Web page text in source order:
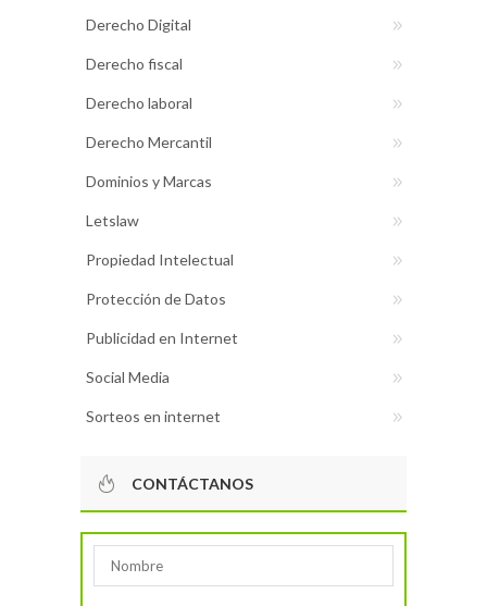
Derecho Digital
Derecho fiscal
Derecho laboral
Derecho Mercantil
Dominios y Marcas
Letslaw
Propiedad Intelectual
Protección de Datos
Publicidad en Internet
Social Media
Sorteos en internet
CONTÁCTANOS